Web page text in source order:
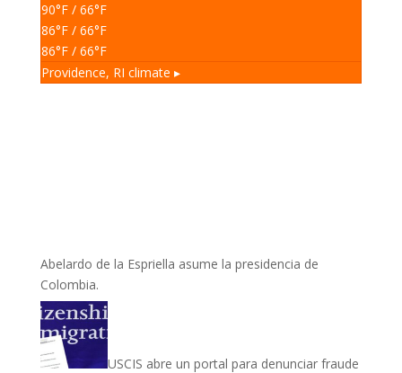
90°F/ 66°F
86°F/ 66°F
86°F/ 66°F
Providence, RI climate ▸
Abelardo de la Espriella asume la presidencia de
Colombia.
USCIS abre un portal para denunciar fraude